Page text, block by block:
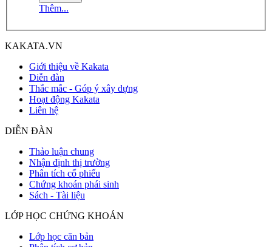
Thêm...
KAKATA.VN
Giới thiệu về Kakata
Diễn đàn
Thắc mắc - Góp ý xây dựng
Hoạt động Kakata
Liên hệ
DIỄN ĐÀN
Thảo luận chung
Nhận định thị trường
Phân tích cổ phiếu
Chứng khoán phái sinh
Sách - Tài liệu
LỚP HỌC CHỨNG KHOÁN
Lớp học căn bản